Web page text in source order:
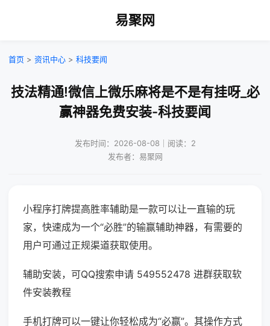
易聚网
首页 > 资讯中心 > 科技要闻
技法精通!微信上微乐麻将是不是有挂呀_必
赢神器免费安装-科技要闻
发布时间：2026-08-08｜阅读：2
发布者：易聚网
小程序打牌提高胜率辅助是一款可以让一直输的玩
家，快速成为一个“必胜”的输赢辅助神器，有需要的
用户可通过正规渠道获取使用。
辅助安装，可QQ搜索申请 549552478 进群获取软
件安装教程
手机打牌可以一键让你轻松成为“必赢”。其操作方式